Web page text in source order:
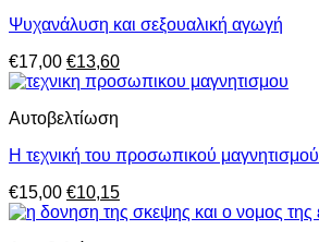
Ψυχανάλυση και σεξουαλική αγωγή
€17,00 Original
price
€17,00.
€13,60Η
τρέχουσα
Aυτοβελτίωση
Η τεχνική του προσωπικού μαγνητισμού
€15,00 Original
price
€10,15Η
τρέχουσα